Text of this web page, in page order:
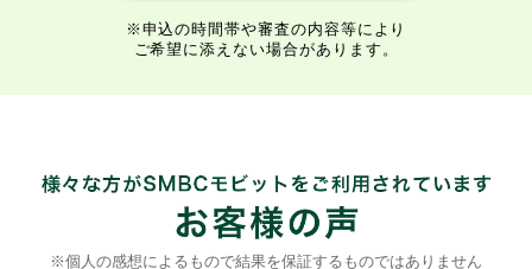
※申込の時間帯や審査の内容等により
ご希望に添えない場合があります。
※個人の感想によるもので結果を保証するものではありません